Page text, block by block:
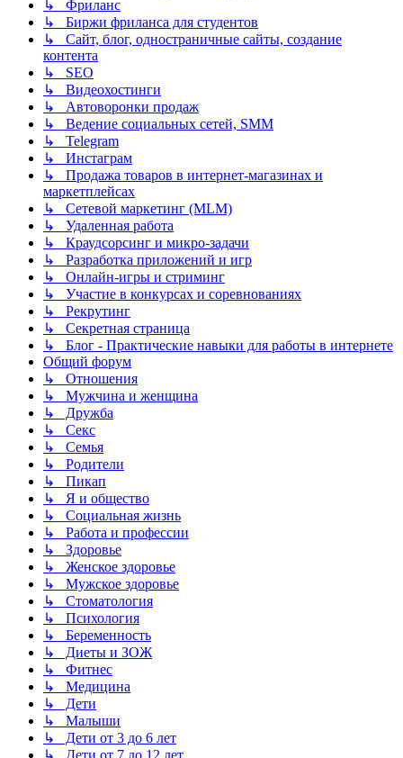
↳ Фриланс
↳ Биржи фриланса для студентов
↳ Сайт, блог, одностраничные сайты, создание
контента
↳ SEO
↳ Видеохостинги
↳ Автоворонки продаж
↳ Ведение социальных сетей, SMM
↳ Telegram
↳ Инстаграм
↳ Продажа товаров в интернет-магазинах и
маркетплейсах
↳ Сетевой маркетинг (MLM)
↳ Удаленная работа
↳ Краудсорсинг и микро-задачи
↳ Разработка приложений и игр
↳ Онлайн-игры и стриминг
↳ Участие в конкурсах и соревнованиях
↳ Рекрутинг
↳ Секретная страница
↳ Блог - Практические навыки для работы в интернете
Общий форум
↳ Отношения
↳ Мужчина и женщина
↳ Дружба
↳ Секс
↳ Семья
↳ Родители
↳ Пикап
↳ Я и общество
↳ Социальная жизнь
↳ Работа и профессии
↳ Здоровье
↳ Женское здоровье
↳ Мужское здоровье
↳ Стоматология
↳ Психология
↳ Беременность
↳ Диеты и ЗОЖ
↳ Фитнес
↳ Медицина
↳ Дети
↳ Малыши
↳ Дети от 3 до 6 лет
↳ Дети от 7 до 12 лет